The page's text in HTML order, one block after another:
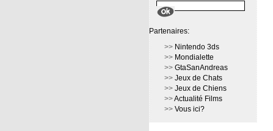
Partenaires:
>> Nintendo 3ds
>> Mondialette
>> GtaSanAndreas
>> Jeux de Chats
>> Jeux de Chiens
>>Actualité Films
>> Vous ici?